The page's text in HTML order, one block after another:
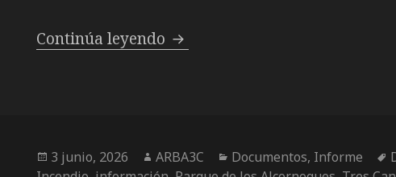
Continúa leyendo Presentamos el informe
Publicado
3 junio, 2026 Autor
ARBA3C Categorías
Documentos, Informe